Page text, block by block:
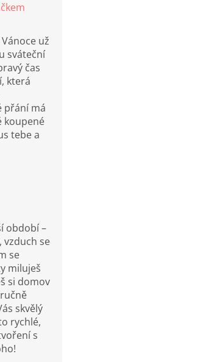
už
sváteční
čas
která
přání má
koupené
tebe a
období –
vzduch se
se
miluješ
si domov
skvělý
rychlé,
s